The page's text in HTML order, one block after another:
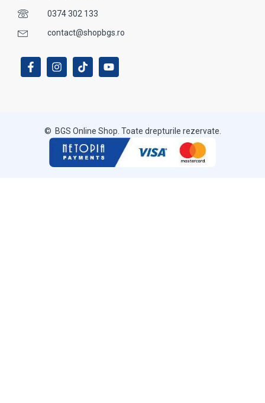
0374 302 133
contact@shopbgs.ro
© BGS Online Shop. Toate drepturile rezervate.